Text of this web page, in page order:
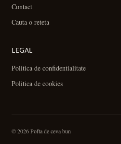
Contact
Cauta o reteta
LEGAL
Politica de confidentialitate
Politica de cookies
© 2026 Pofta de ceva bun